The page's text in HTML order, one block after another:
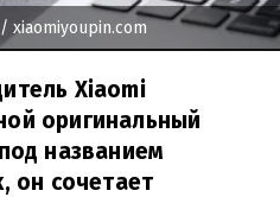
/ xiaomiyoupin.com
Xiaomi
оригинальный
названием
он сочетает